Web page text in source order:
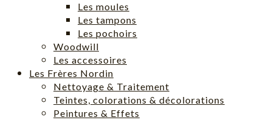
Les moules
Les tampons
Les pochoirs
Woodwill
Les accessoires
Les Frères Nordin
Nettoyage & Traitement
Teintes, colorations & décolorations
Peintures & Effets